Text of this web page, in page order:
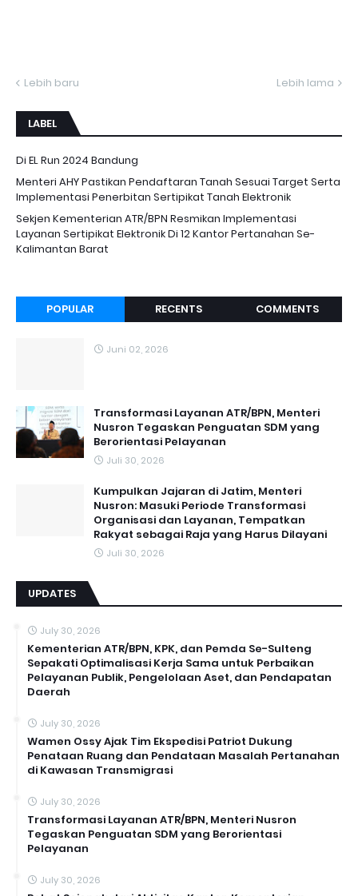
Lebih baru Lebih lama
LABEL
Di EL Run 2024 Bandung
Menteri AHY Pastikan Pendaftaran Tanah Sesuai Target Serta
Implementasi Penerbitan Sertipikat Tanah Elektronik
Sekjen Kementerian ATR/BPN Resmikan Implementasi
Layanan Sertipikat Elektronik Di 12 Kantor Pertanahan Se-
Kalimantan Barat
POPULAR RECENTS COMMENTS
Juni 02, 2026
Transformasi Layanan ATR/BPN, Menteri
Nusron Tegaskan Penguatan SDM yang
Berorientasi Pelayanan
Juli 30, 2026
Kumpulkan Jajaran di Jatim, Menteri
Nusron: Masuki Periode Transformasi
Organisasi dan Layanan, Tempatkan
Rakyat sebagai Raja yang Harus Dilayani
Juli 30, 2026
UPDATES
July 30, 2026
Kementerian ATR/BPN, KPK, dan Pemda Se-Sulteng
Sepakati Optimalisasi Kerja Sama untuk Perbaikan
Pelayanan Publik, Pengelolaan Aset, dan Pendapatan
Daerah
July 30, 2026
Wamen Ossy Ajak Tim Ekspedisi Patriot Dukung
Penataan Ruang dan Pendataan Masalah Pertanahan
di Kawasan Transmigrasi
July 30, 2026
Transformasi Layanan ATR/BPN, Menteri Nusron
Tegaskan Penguatan SDM yang Berorientasi
Pelayanan
July 30, 2026